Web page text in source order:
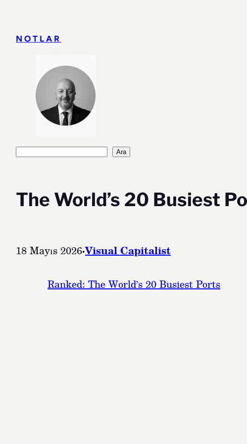
NOTLAR
Ara Ara
The World’s 20 Busiest
18 Mayıs 2026·Visual Capitalist
Ranked: The World’s 20 Busiest Ports